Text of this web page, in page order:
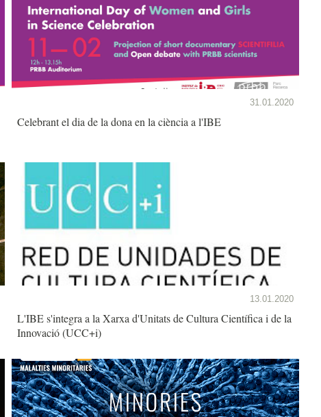
31.01.2020
Celebrant el dia de la dona en la ciència a l'IBE
13.01.2020
L'IBE s'integra a la Xarxa d'Unitats de Cultura Científica i de la
Innovació (UCC+i)